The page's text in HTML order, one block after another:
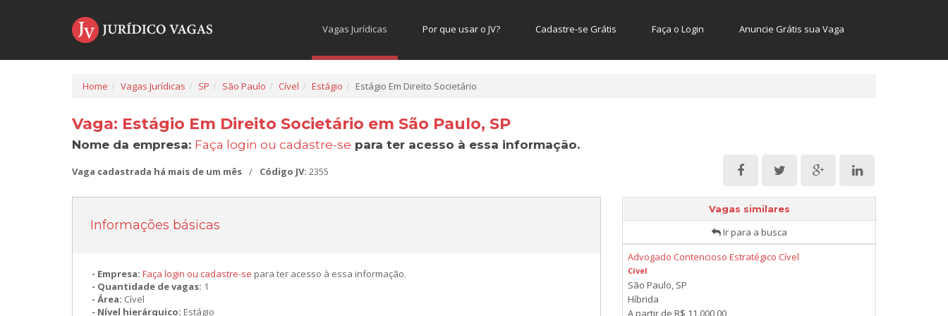
Vagas Jurídicas Por que usar o JV? Cadastre-se Grátis Faça o Login Anuncie Grátis sua Vaga
Home Vagas Jurídicas SP São Paulo Cível Estágio Estágio Em Direito Societário
Vaga: Estágio Em Direito Societário em São Paulo, SP
Nome da empresa: Faça login ou cadastre-se para ter acesso à essa informação.
Vaga cadastrada há mais de um mês / Código JV: 2355
Informações básicas
Empresa: Faça login ou cadastre-se para ter acesso à essa informação.
Quantidade de vagas: 1
Área: Cível
Nível hierárquico: Estágio
Vagas similares
Ir para a busca
Advogado Contencioso Estratégico Cível
Cível
São Paulo, SP
Híbrida
A partir de R$ 11.000,00